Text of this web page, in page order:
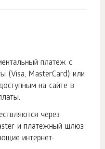
платеж с
(Visa, MasterCard) или
на сайте в
через
и платежный шлюз
интернет-